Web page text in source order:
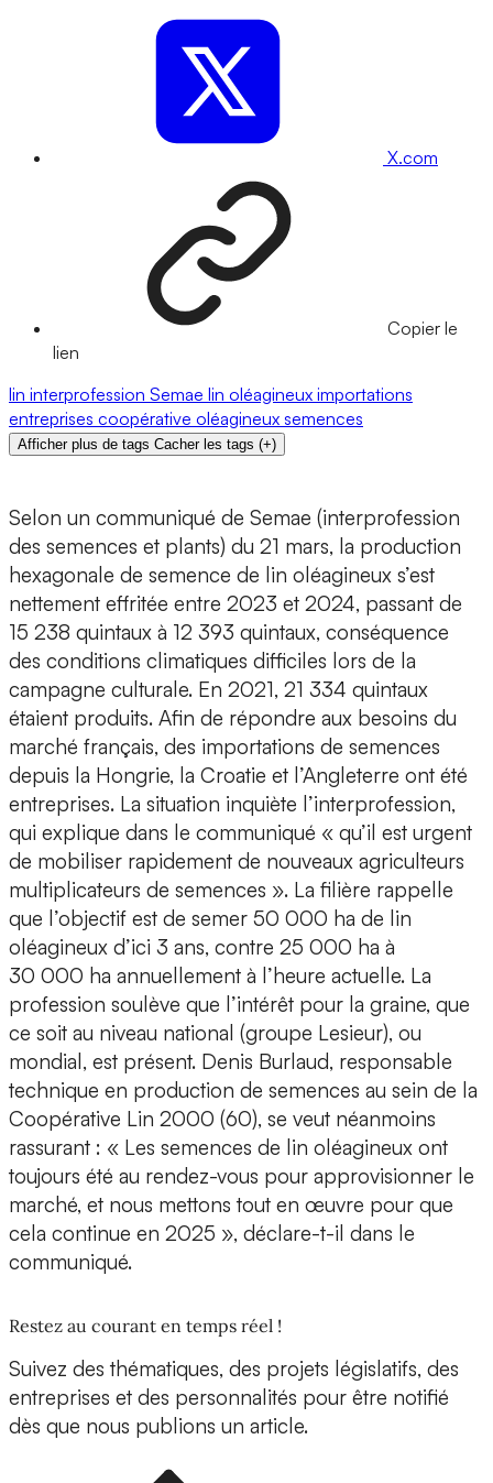
X.com
Copier le
lien
lin interprofession Semae lin oléagineux importations
entreprises coopérative oléagineux semences
Afficher plus de tags Cacher les tags (+)
Selon un communiqué de Semae (interprofession
des semences et plants) du 21 mars, la production
hexagonale de semence de lin oléagineux s’est
nettement effritée entre 2023 et 2024, passant de
15 238 quintaux à 12 393 quintaux, conséquence
des conditions climatiques difficiles lors de la
campagne culturale. En 2021, 21 334 quintaux
étaient produits. Afin de répondre aux besoins du
marché français, des importations de semences
depuis la Hongrie, la Croatie et l’Angleterre ont été
entreprises. La situation inquiète l’interprofession,
qui explique dans le communiqué « qu’il est urgent
de mobiliser rapidement de nouveaux agriculteurs
multiplicateurs de semences ». La filière rappelle
que l’objectif est de semer 50 000 ha de lin
oléagineux d’ici 3 ans, contre 25 000 ha à
30 000 ha annuellement à l’heure actuelle. La
profession soulève que l’intérêt pour la graine, que
ce soit au niveau national (groupe Lesieur), ou
mondial, est présent. Denis Burlaud, responsable
technique en production de semences au sein de la
Coopérative Lin 2000 (60), se veut néanmoins
rassurant : « Les semences de lin oléagineux ont
toujours été au rendez-vous pour approvisionner le
marché, et nous mettons tout en œuvre pour que
cela continue en 2025 », déclare-t-il dans le
communiqué.
Restez au courant en temps réel !
Suivez des thématiques, des projets législatifs, des
entreprises et des personnalités pour être notifié
dès que nous publions un article.